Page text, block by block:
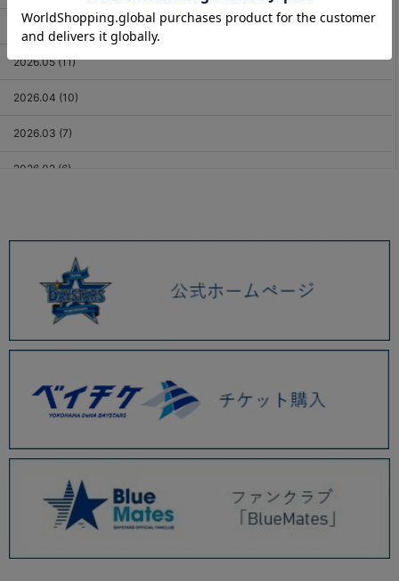
2026.06 (12)
2026.05 (11)
2026.04 (10)
2026.03 (7)
2026.02 (6)
2025.12 (3)
2025.11 (6)
2025.10 (5)
2025.09 (5)
2025.08 (6)
2025.07 (6)
2025.05 (9)
2025.04 (9)
2025.03 (9)